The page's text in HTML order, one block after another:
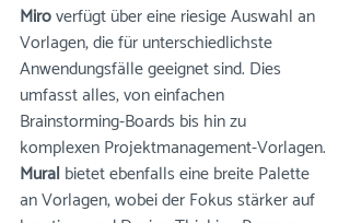
Miro verfügt über eine riesige Auswahl an
Vorlagen, die für unterschiedlichste
Anwendungsfälle geeignet sind. Dies
umfasst alles, von einfachen
Brainstorming-Boards bis hin zu
komplexen Projektmanagement-Vorlagen.
Mural bietet ebenfalls eine breite Palette
an Vorlagen, wobei der Fokus stärker auf